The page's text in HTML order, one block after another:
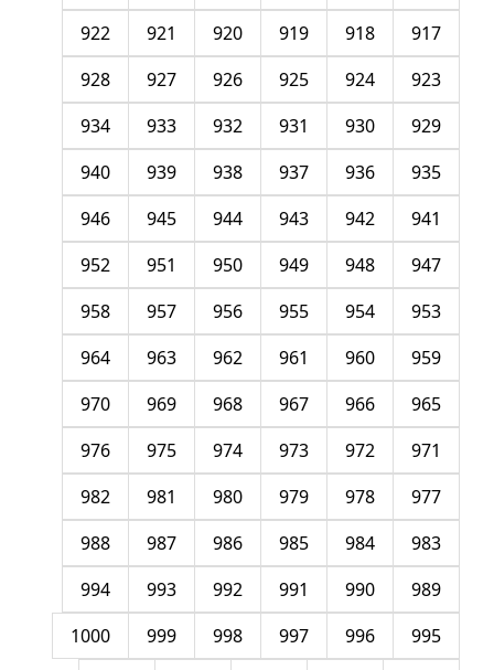
917
918
919
920
921
922
923
924
925
926
927
928
929
930
931
932
933
934
935
936
937
938
939
940
941
942
943
944
945
946
947
948
949
950
951
952
953
954
955
956
957
958
959
960
961
962
963
964
965
966
967
968
969
970
971
972
973
974
975
976
977
978
979
980
981
982
983
984
985
986
987
988
989
990
991
992
993
994
995
996
997
998
999
1000